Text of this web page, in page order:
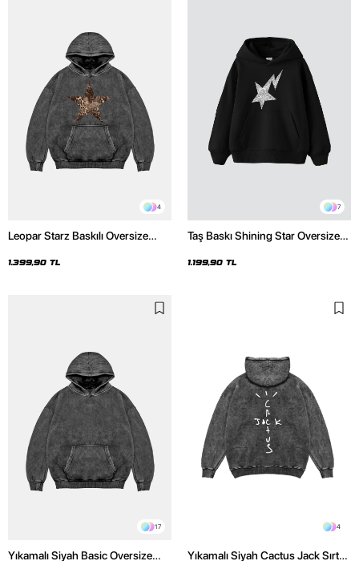
4
Leopar Starz Baskılı Oversize
Hoodie
1.399,90 TL
7
Taş Baskı Shining Star Oversize
1.199,90 TL
17
Yıkamalı Siyah Basic Oversize
4
Yıkamalı Siyah Cactus Jack Sırt